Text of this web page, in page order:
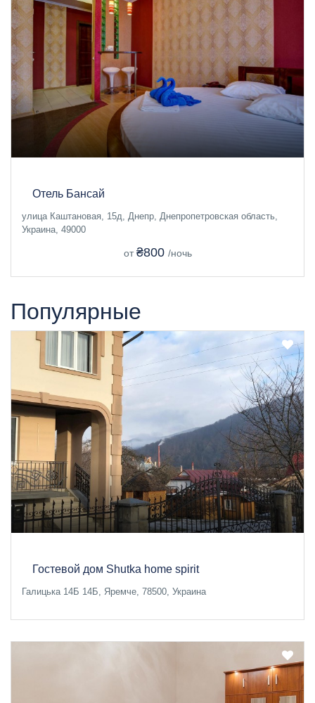
Отель Бансай
улица Каштановая, 15д, Днепр, Днепропетровская область,
Украина, 49000
от ₴800 /ночь
Популярные
Гостевой дом Shutka home spirit
Галицька 14Б 14Б, Яремче, 78500, Украина